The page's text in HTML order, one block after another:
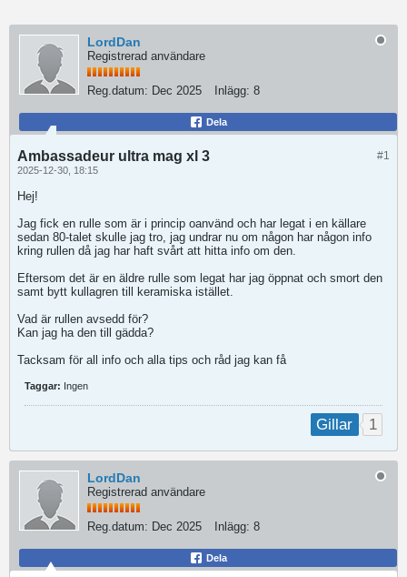
LordDan
Registrerad användare
Reg.datum: Dec 2025 Inlägg: 8
Dela
#1
Ambassadeur ultra mag xl 3
2025-12-30, 18:15
Hej!
Jag fick en rulle som är i princip oanvänd och har legat i en källare
sedan 80-talet skulle jag tro, jag undrar nu om någon har någon info
kring rullen då jag har haft svårt att hitta info om den.
Eftersom det är en äldre rulle som legat har jag öppnat och smort den
samt bytt kullagren till keramiska istället.
Vad är rullen avsedd för?
Kan jag ha den till gädda?
Tacksam för all info och alla tips och råd jag kan få
Taggar: Ingen
Gillar 1
LordDan
Registrerad användare
Reg.datum: Dec 2025 Inlägg: 8
Dela